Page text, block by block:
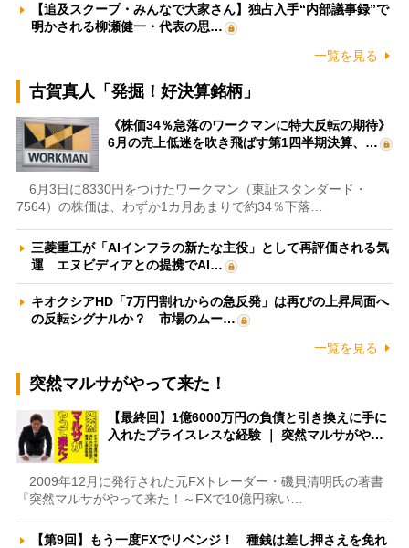
【追及スクープ・みんなで大家さん】独占入手“内部議事録”で
明かされる柳瀬健一・代表の思…
一覧を見る
古賀真人「発掘！好決算銘柄」
《株価34％急落のワークマンに特大反転の期待》
6月の売上低迷を吹き飛ばす第1四半期決算、…
6月3日に8330円をつけたワークマン（東証スタンダード・
7564）の株価は、わずか1カ月あまりで約34％下落…
三菱重工が「AIインフラの新たな主役」として再評価される気
運 エヌビディアとの提携でAI…
キオクシアHD「7万円割れからの急反発」は再びの上昇局面へ
の反転シグナルか？ 市場のムー…
一覧を見る
突然マルサがやって来た！
【最終回】1億6000万円の負債と引き換えに手に
入れたプライスレスな経験 ｜ 突然マルサがや…
2009年12月に発行された元FXトレーダー・磯貝清明氏の著書
『突然マルサがやって来た！～FXで10億円稼い…
【第9回】もう一度FXでリベンジ！ 種銭は差し押さえを免れ